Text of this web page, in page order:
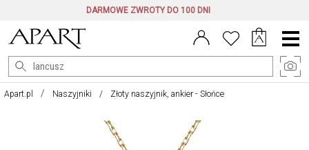
DARMOWE ZWROTY DO 100 DNI
Menu
główne
Apart.pl Naszyjniki Złoty naszyjnik, ankier - Słońce